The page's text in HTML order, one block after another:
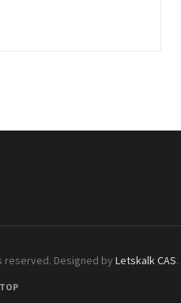
reserved. Designed by Letskalk CAS.
TOP